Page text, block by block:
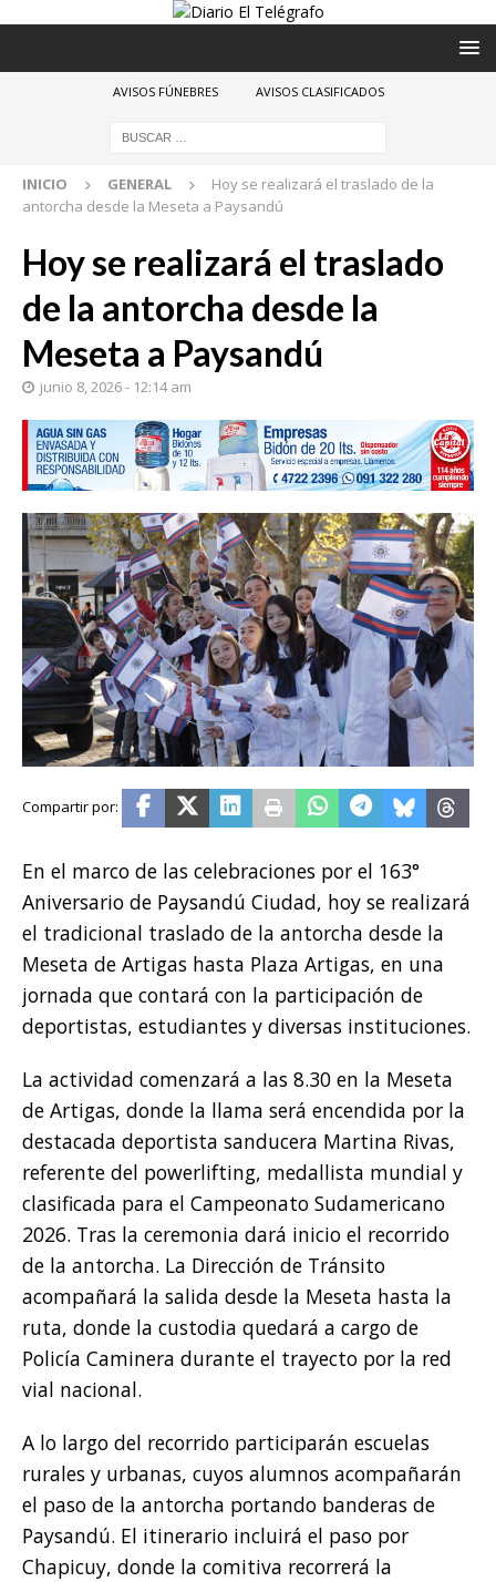
AVISOS FÚNEBRES AVISOS CLASIFICADOS
INICIO GENERAL
Hoy se realizará el traslado de la
antorcha desde la Meseta a Paysandú
Hoy se realizará el traslado
de la antorcha desde la
Meseta a Paysandú
junio 8, 2026 - 12:14 am
En el marco de las celebraciones por el 163°
Aniversario de Paysandú Ciudad, hoy se realizará
el tradicional traslado de la antorcha desde la
Meseta de Artigas hasta Plaza Artigas, en una
jornada que contará con la participación de
deportistas, estudiantes y diversas instituciones.
La actividad comenzará a las 8.30 en la Meseta
de Artigas, donde la llama será encendida por la
destacada deportista sanducera Martina Rivas,
referente del powerlifting, medallista mundial y
clasificada para el Campeonato Sudamericano
2026. Tras la ceremonia dará inicio el recorrido
de la antorcha. La Dirección de Tránsito
acompañará la salida desde la Meseta hasta la
ruta, donde la custodia quedará a cargo de
Policía Caminera durante el trayecto por la red
vial nacional.
A lo largo del recorrido participarán escuelas
rurales y urbanas, cuyos alumnos acompañarán
el paso de la antorcha portando banderas de
Paysandú. El itinerario incluirá el paso por
Chapicuy, donde la comitiva recorrerá la